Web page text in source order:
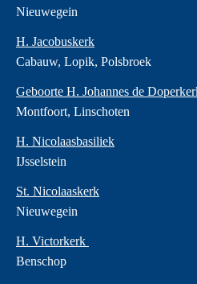
Nieuwegein
H. Jacobuskerk
Cabauw, Lopik, Polsbroek
Geboorte H. Johannes de
Montfoort, Linschoten
H. Nicolaasbasiliek
IJsselstein
St. Nicolaaskerk
Nieuwegein
H. Victorkerk
Benschop